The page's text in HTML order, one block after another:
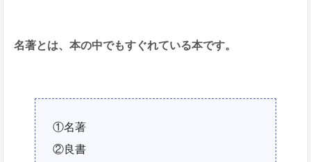
名著とは、本の中でもすぐれている本です。
①名著
②良書